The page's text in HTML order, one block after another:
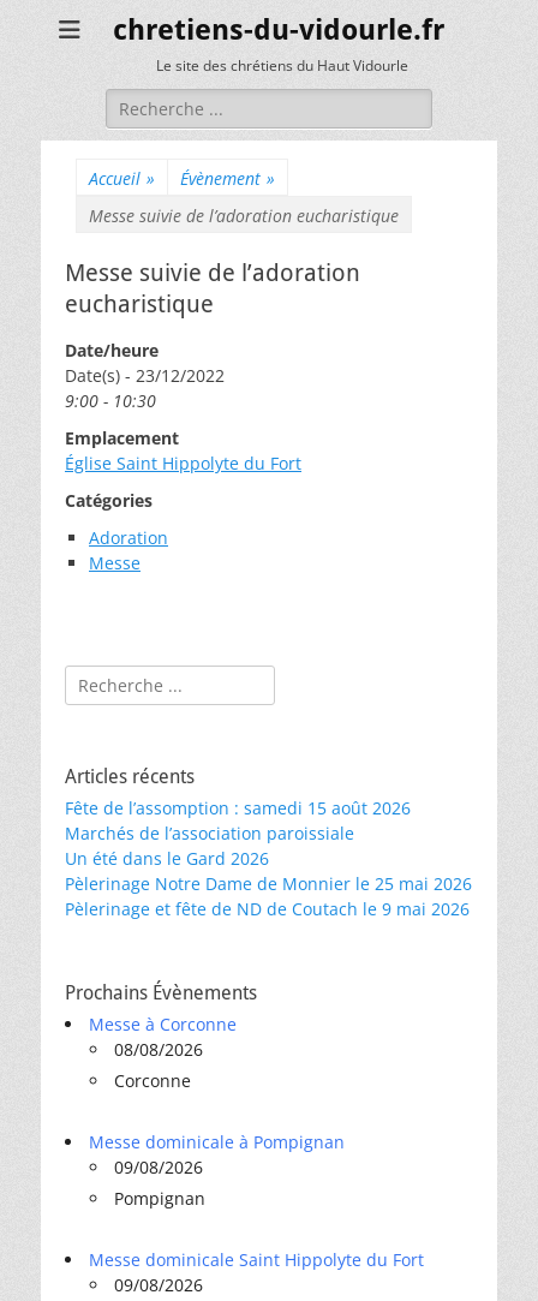
chretiens-du-vidourle.fr
Le site des chrétiens du Haut Vidourle
Rechercher :
Accueil » Évènement »
Messe suivie de l’adoration eucharistique
Messe suivie de l’adoration
eucharistique
Date/heure
Date(s) - 23/12/2022
9:00 - 10:30
Emplacement
Église Saint Hippolyte du Fort
Catégories
Adoration
Messe
Rechercher :
Articles récents
Fête de l’assomption : samedi 15 août 2026
Marchés de l’association paroissiale
Un été dans le Gard 2026
Pèlerinage Notre Dame de Monnier le 25 mai 2026
Pèlerinage et fête de ND de Coutach le 9 mai 2026
Prochains Évènements
Messe à Corconne
08/08/2026
Corconne
Messe dominicale à Pompignan
09/08/2026
Pompignan
Messe dominicale Saint Hippolyte du Fort
09/08/2026